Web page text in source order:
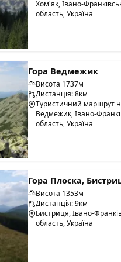
на всіх
на пляжі акредитовані
для купання і водних
Хом'як, Івано-
область, Україна
Гора Ведмежик
Висота 1737м
Дистанція: 8км
Туристичний маршрут
Ведмежик, Івано-
область, Україна
Гора Плоска,
Висота 1353м
Дистанція: 9км
Бистриця, Івано-
область, Україна